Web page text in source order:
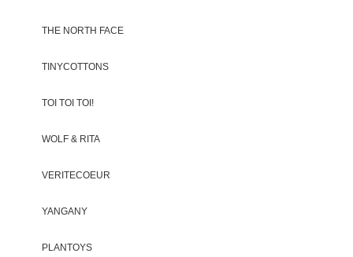
THE NORTH FACE
TINYCOTTONS
TOI TOI TOI!
WOLF & RITA
VERITECOEUR
YANGANY
PLANTOYS